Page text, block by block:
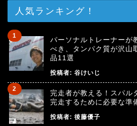
人気ランキング！
パーソナルトレーナーが
べき、タンパク質が沢山
品11選
投稿者: 谷けいじ
完走者が教える！スパル
完走するために必要な準
投稿者: 後藤優子